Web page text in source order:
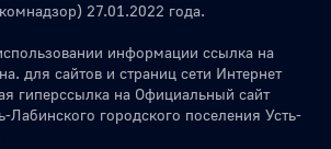
27.01.2022 года.
информации ссылка на
для сайтов и страниц сети Интернет
гиперссылка на Официальный сайт
Лабинского городского поселения Усть-